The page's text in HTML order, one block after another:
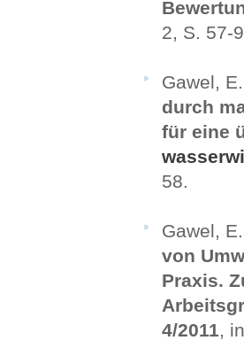
2, S. 57-
Gawel,
durch
für eine
58.
Gawel,
von
Praxis.
4/2011,